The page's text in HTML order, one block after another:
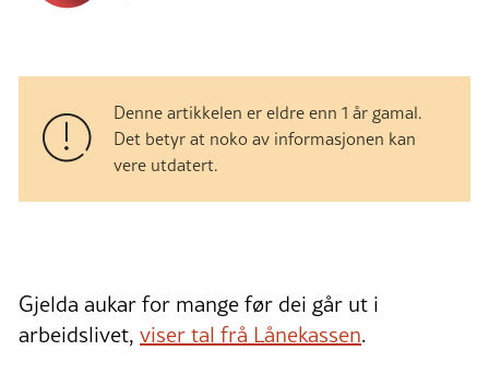
Denne artikkelen er eldre enn 1 år gamal.
Det betyr at noko av informasjonen kan
vere utdatert.
Gjelda aukar for mange før dei går ut i
arbeidslivet, viser tal frå Lånekassen.